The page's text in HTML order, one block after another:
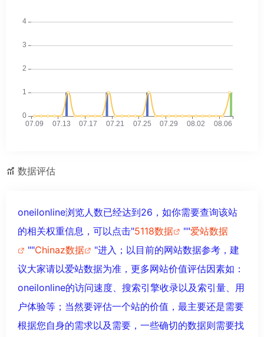
数据评估
oneilonline浏览人数已经达到26，如你需要查询该站
的相关权重信息，可以点击"5118数据 ""爱站数据
""Chinaz数据
"进入；以目前的网站数据参考，建
议大家请以爱站数据为准，更多网站价值评估因素如：
oneilonline的访问速度、搜索引擎收录以及索引量、用
户体验等；当然要评估一个站的价值，最主要还是需要
根据您自身的需求以及需要，一些确切的数据则需要找